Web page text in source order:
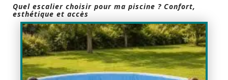
Quel escalier choisir pour ma piscine ? Confort,
esthétique et accès